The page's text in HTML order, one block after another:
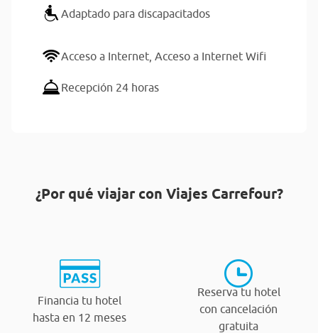
Adaptado para discapacitados
Acceso a Internet, Acceso a Internet Wifi
Recepción 24 horas
¿Por qué viajar con Viajes Carrefour?
Financia tu hotel
hasta en 12 meses
Reserva tu hotel
con cancelación
gratuita